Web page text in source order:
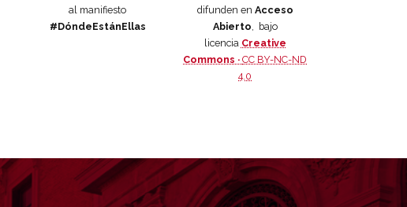
al manifiesto
#DóndeEstánEllas
difunden en Acceso
Abierto , bajo
licencia Creative
Commons ·CC BY-NC-ND
4.0